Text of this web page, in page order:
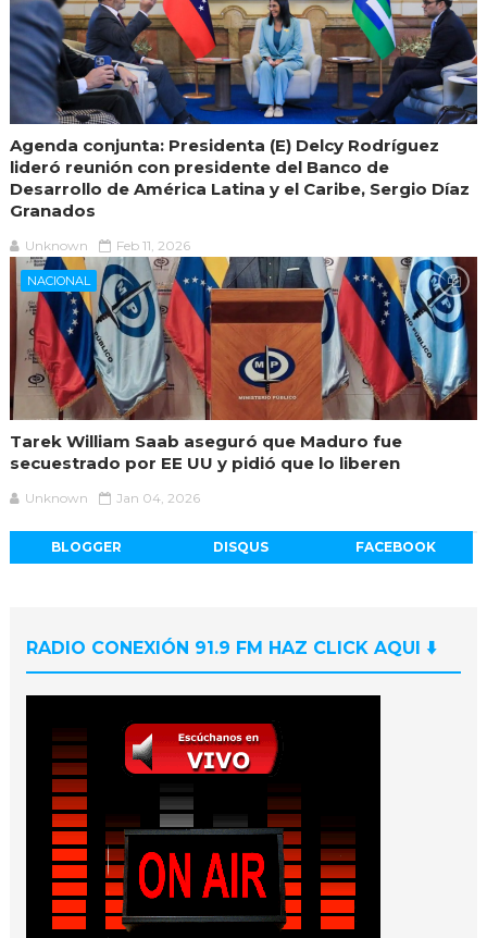
Agenda conjunta: Presidenta (E) Delcy Rodríguez
lideró reunión con presidente del Banco de
Desarrollo de América Latina y el Caribe, Sergio Díaz
Granados
Unknown Feb 11, 2026
NACIONAL
Tarek William Saab aseguró que Maduro fue
secuestrado por EE UU y pidió que lo liberen
Unknown Jan 04, 2026
BLOGGER DISQUS FACEBOOK
RADIO CONEXIÓN 91.9 FM HAZ CLICK AQUI ⬇️